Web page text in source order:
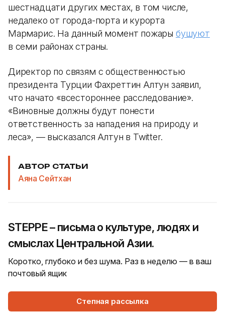
шестнадцати других местах, в том числе,
недалеко от города-порта и курорта
Мармарис. На данный момент пожары бушуют
в семи районах страны.
Директор по связям с общественностью
президента Турции Фахреттин Алтун заявил,
что начато «всестороннее расследование».
«Виновные должны будут понести
ответственность за нападения на природу и
леса», — высказался Алтун в Twitter.
АВТОР СТАТЬИ
Аяна Сейтхан
STEPPE – письма о культуре, людях и
смыслах Центральной Азии.
Коротко, глубоко и без шума. Раз в неделю — в ваш
почтовый ящик
Степная рассылка